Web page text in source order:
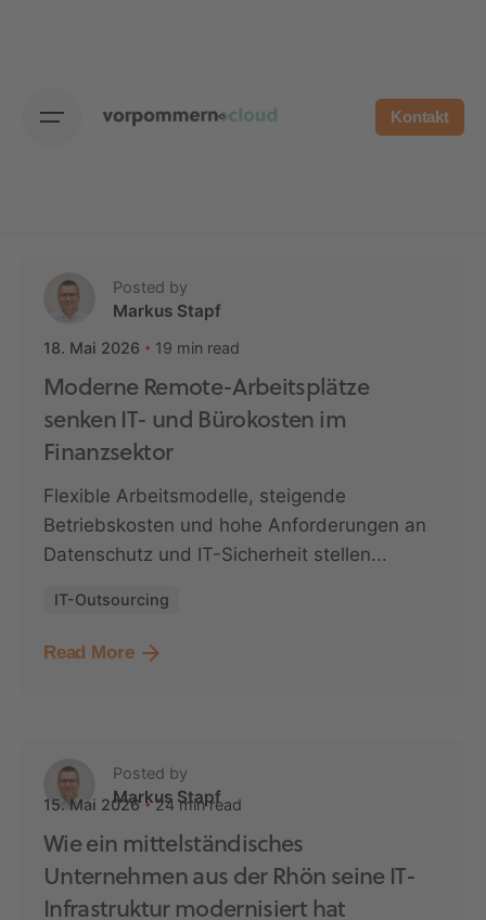
Kontakt
Posted by
Markus Stapf
18. Mai 2026 19 min read
Moderne Remote-Arbeitsplätze
senken IT- und Bürokosten im
Finanzsektor
Flexible Arbeitsmodelle, steigende
Betriebskosten und hohe Anforderungen an
Datenschutz und IT-Sicherheit stellen...
IT-Outsourcing
Read More
Posted by
Markus Stapf
15. Mai 2026 24 min read
Wie ein mittelständisches
Unternehmen aus der Rhön seine IT-
Infrastruktur modernisiert hat